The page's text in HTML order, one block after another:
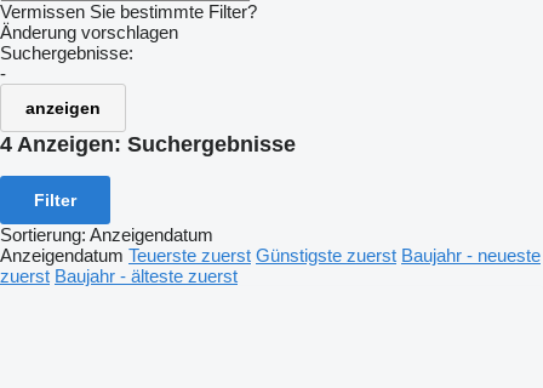
Vermissen Sie bestimmte Filter?
Änderung vorschlagen
Suchergebnisse:
-
anzeigen
4 Anzeigen: Suchergebnisse
Filter
Sortierung: Anzeigendatum
Anzeigendatum Teuerste zuerst Günstigste zuerst Baujahr - neueste
zuerst Baujahr - älteste zuerst